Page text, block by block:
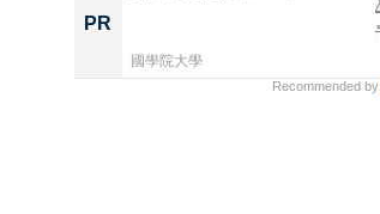
PR
國學院大學
Recommended by